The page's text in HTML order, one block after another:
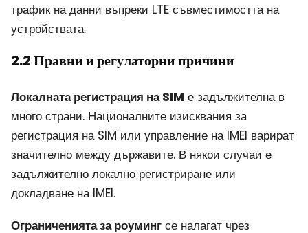
трафик на данни въпреки LTE съвместимостта на
устройствата.
2.2 Правни и регулаторни причини
Локалната регистрация на SIM е задължителна в
много страни. Националните изисквания за
регистрация на SIM или управление на IMEI варират
значително между държавите. В някои случаи е
задължително локално регистриране или
докладване на IMEI.
Ограниченията за роуминг се налагат чрез